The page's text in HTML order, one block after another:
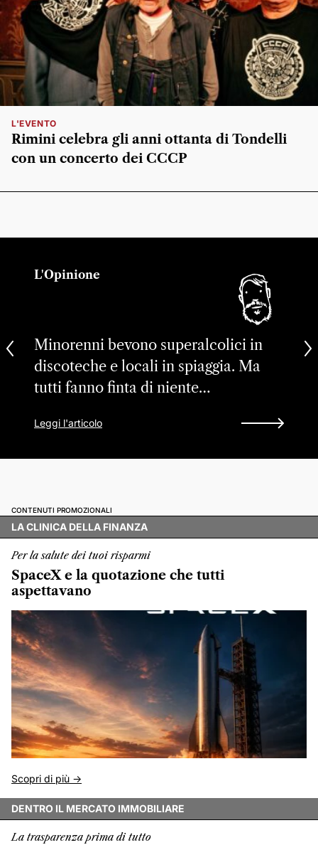
L'EVENTO
Rimini celebra gli anni ottanta di Tondelli
con un concerto dei CCCP
L'Opinione
Minorenni bevono superalcolici in
discoteche e locali in spiaggia. Ma
tutti fanno finta di niente…
Leggi l'articolo
CONTENUTI PROMOZIONALI
LA CLINICA DELLA FINANZA
Per la salute dei tuoi risparmi
SpaceX e la quotazione che tutti
aspettavano
Scopri di più ->
DENTRO IL MERCATO IMMOBILIARE
La trasparenza prima di tutto